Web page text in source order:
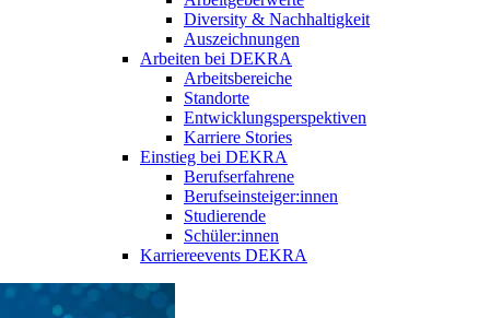
Diversity & Nachhaltigkeit
Auszeichnungen
Arbeiten bei DEKRA
Arbeitsbereiche
Standorte
Entwicklungsperspektiven
Karriere Stories
Einstieg bei DEKRA
Berufserfahrene
Berufseinsteiger:innen
Studierende
Schüler:innen
Karriereevents DEKRA